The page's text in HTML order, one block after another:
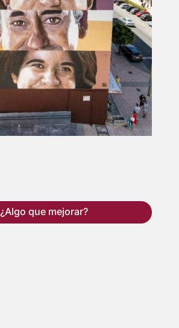
¿Algo que mejorar?